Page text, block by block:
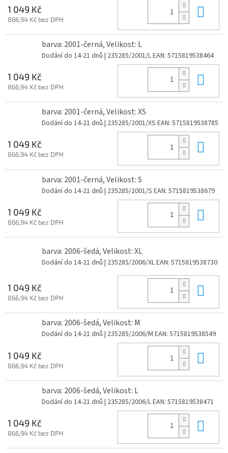
1 049 Kč
866,94 Kč bez DPH
barva: 2001-černá, Velikost: L
Dodání do 14-21 dnů | 235285/2001/LEAN: 5715819538464
1 049 Kč
866,94 Kč bez DPH
barva: 2001-černá, Velikost: XS
Dodání do 14-21 dnů | 235285/2001/XS EAN: 5715819538785
1 049 Kč
866,94 Kč bez DPH
barva: 2001-černá, Velikost: S
Dodání do 14-21 dnů | 235285/2001/S EAN: 5715819538679
1 049 Kč
866,94 Kč bez DPH
barva: 2006-šedá, Velikost: XL
Dodání do 14-21 dnů | 235285/2006/XLEAN: 5715819538730
1 049 Kč
866,94 Kč bez DPH
barva: 2006-šedá, Velikost: M
Dodání do 14-21 dnů | 235285/2006/M EAN: 5715819538549
1 049 Kč
866,94 Kč bez DPH
barva: 2006-šedá, Velikost: L
Dodání do 14-21 dnů | 235285/2006/LEAN: 5715819538471
1 049 Kč
866,94 Kč bez DPH